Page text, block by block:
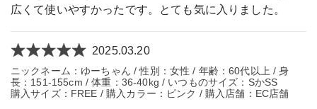
広くて使いやすかったです。とても気に入りました。
2025.03.20
ニックネーム：ゆーちゃん / 性別：女性 / 年齢：60代以上 / 身
長：151-155cm / 体重：36-40kg / いつものサイズ：SかSS
購入サイズ：FREE / 購入カラー：ピンク / 購入店舗：EC店舗